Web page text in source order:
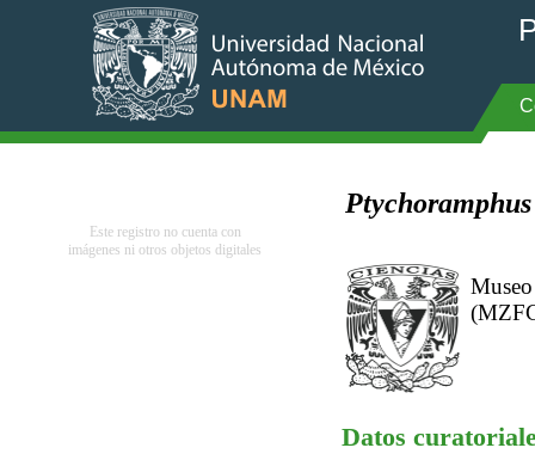
Este registro no cuenta con
imágenes ni otros objetos digitales
Datos